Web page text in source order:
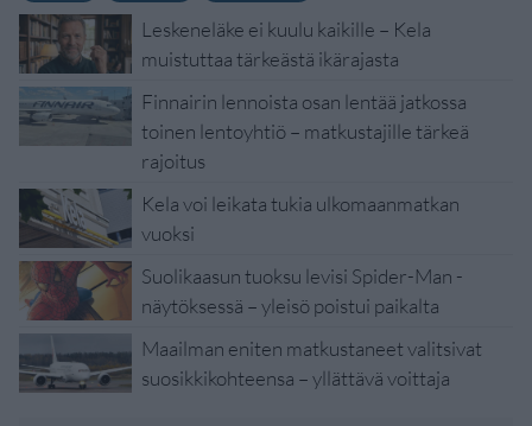
Leskeneläke ei kuulu kaikille – Kela
muistuttaa tärkeästä ikärajasta
Finnairin lennoista osan lentää jatkossa
toinen lentoyhtiö – matkustajille tärkeä
rajoitus
Kela voi leikata tukia ulkomaanmatkan
vuoksi
Suolikaasun tuoksu levisi Spider-Man -
näytöksessä – yleisö poistui paikalta
Maailman eniten matkustaneet valitsivat
suosikkikohteensa – yllättävä voittaja